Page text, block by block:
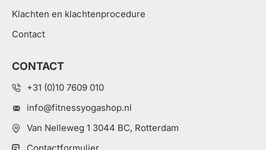
Klachten en klachtenprocedure
Contact
CONTACT
+31 (0)10 7609 010
info@fitnessyogashop.nl
Van Nelleweg 1 3044 BC, Rotterdam